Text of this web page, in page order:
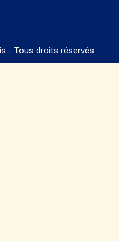
- Tous droits réservés.